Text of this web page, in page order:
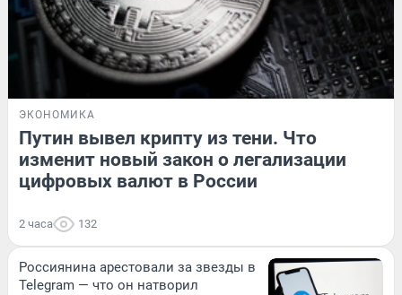
ЭКОНОМИКА
Путин вывел крипту из тени. Что
изменит новый закон о легализации
цифровых валют в России
2 часа 132
Россиянина арестовали за звезды в
Telegram — что он натворил